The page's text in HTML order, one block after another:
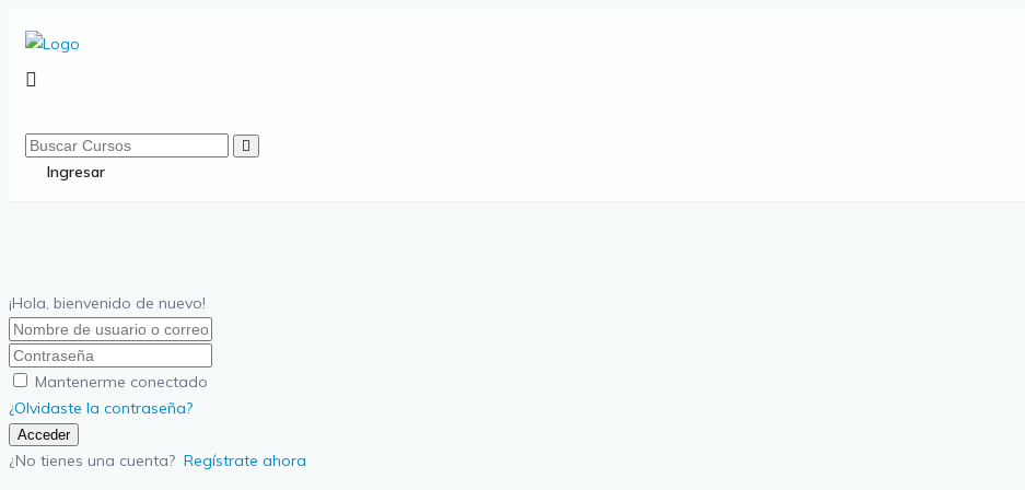
Ingresar
¡Hola, bienvenido de nuevo!
Mantenerme conectado
¿Olvidaste la contraseña?
Acceder
¿No tienes una cuenta? Regístrate ahora